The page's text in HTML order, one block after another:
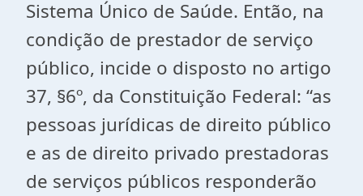
Sistema Único de Saúde. Então, na
condição de prestador de serviço
público, incide o disposto no artigo
37, §6º, da Constituição Federal: “as
pessoas jurídicas de direito público
e as de direito privado prestadoras
de serviços públicos responderão